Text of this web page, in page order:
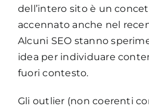
dell’intero sito è un
accennato anche nel
Alcuni SEO stanno
idea per individuare
fuori contesto.
Gli outlier (non coerenti